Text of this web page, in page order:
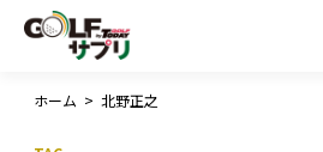
ホーム > 北野正之